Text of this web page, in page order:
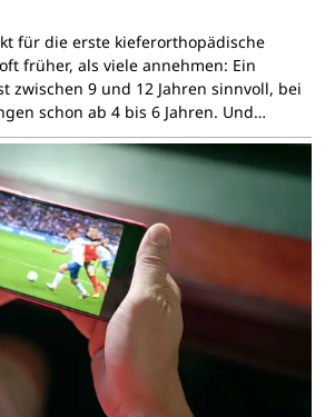
für die erste kieferorthopädische
früher, als viele annehmen: Ein
zwischen 9 und 12 Jahren sinnvoll, bei
schon ab 4 bis 6 Jahren. Und…